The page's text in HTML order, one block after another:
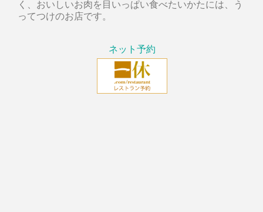
く、おいしいお肉を目いっぱい食べたいかたには、う
ってつけのお店です。
ネット予約